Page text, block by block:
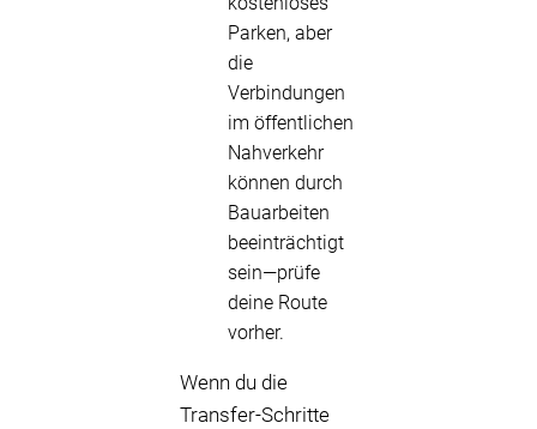
Parken, aber
die
Verbindungen
im öffentlichen
Nahverkehr
können durch
Bauarbeiten
beeinträchtigt
sein—prüfe
deine Route
vorher.
Wenn du die
Transfer-Schritte